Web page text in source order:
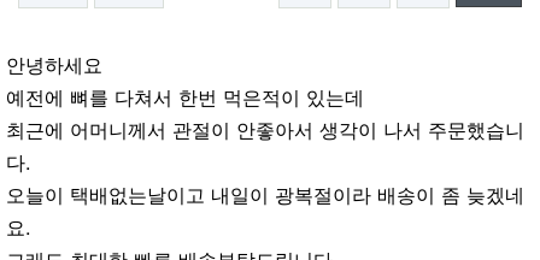
안녕하세요
예전에 뼈를 다쳐서 한번 먹은적이 있는데
최근에 어머니께서 관절이 안좋아서 생각이 나서 주문했습니
다.
오늘이 택배없는날이고 내일이 광복절이라 배송이 좀 늦겠네
요.